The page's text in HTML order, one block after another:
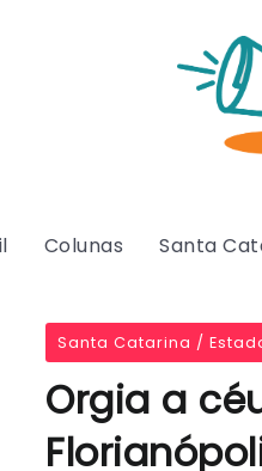
Colunas Santa
Santa Catarina /
Orgia a